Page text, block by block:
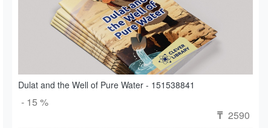
Dulat and the Well of Pure Water - 151538841
- 15 %
₸ 2590